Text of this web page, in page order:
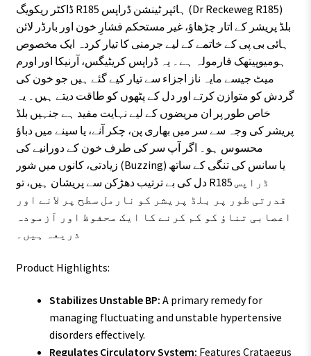
ڈاکٹر ریکویگ R185 ہائپر ٹینشن ڈراپس (Dr Reckeweg R185)
بلڈ پریشر کے اتار چڑھاؤ، غیر مستحکم فشارِ خون اور بارڈر لائن
ہائی بی پی کے خاتمے کے لیے جرمنی کا تیار کردہ ایک مخصوص
ہومیوپیتھک فارمولہ ہے۔ یہ ڈراپس کریٹیگس، آرنیکا اور اورم
میٹ جیسے مایہ ناز اجزاء سے تیار کیے گئے ہیں جو خون کی
گردش کو متوازن کرتے اور دل کے پٹھوں کو طاقت دیتے ہیں۔ یہ
خاص طور پر ان مریضوں کے لیے نہایت مفید ہے جنہیں بلڈ
پریشر کی وجہ سے سر میں بھاری پن، چکر آنے، یا سینے میں دباؤ
محسوس ہو۔ اگر آپ سر کی طرف خون کے دورانیے کی
زیادتی، کانوں میں شور (Buzzing) یا سانس کی تنگی کے ساتھ
دل کی بے ترتیب دھڑکن سے پریشان ہیں، تو R185 ڈراپس
قدرتی طور پر بلڈ پریشر کو نارمل سطح پر لانے اور
اعصابی تناؤ کو کم کرنے کا ایک محفوظ اور آزمودہ
ذریعہ ہیں۔
Product Highlights:
Stabilizes Unstable BP: A primary remedy for
managing fluctuating and unstable hypertensive
disorders effectively.
Regulates Circulatory System: Features Crataegus